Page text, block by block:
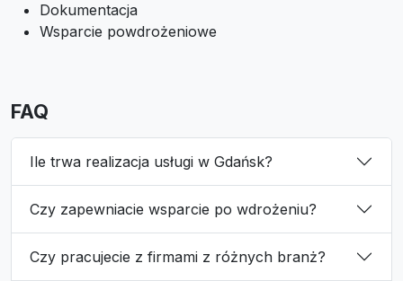
Dokumentacja
Wsparcie powdrożeniowe
FAQ
Ile trwa realizacja usługi w Gdańsk?
Czy zapewniacie wsparcie po wdrożeniu?
Czy pracujecie z firmami z różnych branż?